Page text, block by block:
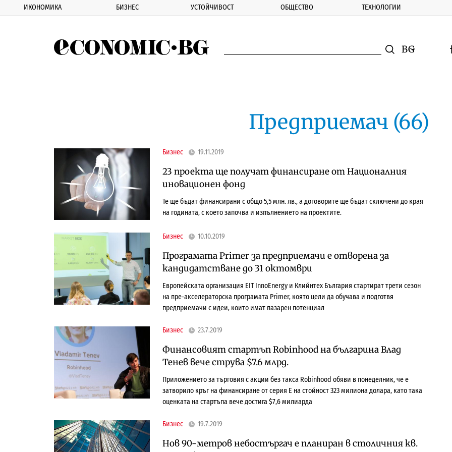
ИКОНОМИКА БИЗНЕС УСТОЙЧИВОСТ ОБЩЕСТВО ТЕХНОЛОГИИ
Смяна на
Предприемач (66)
Бизнес 19.11.2019
23 проекта ще получат финансиране от Националния
иновационен фонд
Те ще бъдат финансирани с общо 5,5 млн. лв., а договорите ще бъдат сключени до края
на годината, с което започва и изпълнението на проектите.
Бизнес 10.10.2019
Програмата Primer за предприемачи е отворена за
кандидатстване до 31 октомври
Европейската организация EIT InnoEnergy и Клийнтех България стартират трети сезон
на пре-акселераторска програмата Primer, която цели да обучава и подготвя
предприемачи с идеи, които имат пазарен потенциал
Бизнес 23.7.2019
Финансовият стартъп Robinhood на българина Влад
Тенев вече струва $7.6 млрд.
Приложението за търговия с акции без такса Robinhood обяви в понеделник, че е
затворило кръг на финансиране от серия Е на стойност 323 милиона долара, като така
оценката на стартъпа вече достига $7,6 милиарда
Бизнес 19.7.2019
Нов 90-метров небостъргач е планиран в столичния кв.